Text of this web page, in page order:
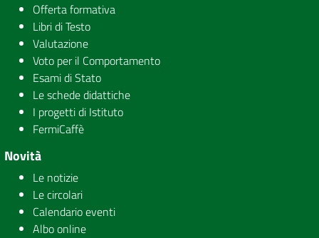
Offerta formativa
Libri di Testo
Valutazione
Voto per il Comportamento
Esami di Stato
Le schede didattiche
I progetti di Istituto
FermiCaffè
Novità
Le notizie
Le circolari
Calendario eventi
Albo online